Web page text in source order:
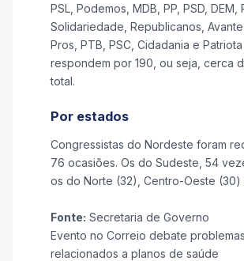
PSL, Podemos, MDB, PP, PSD, DEM,
Solidariedade, Republicanos, Avante,
Pros, PTB, PSC, Cidadania e Patriota
respondem por 190, ou seja, cerca
total.
Por estados
Congressistas do Nordeste foram
76 ocasiões. Os do Sudeste, 54
os do Norte (32), Centro-Oeste (30)
Fonte: Secretaria de Governo
Evento no Correio debate problemas
relacionados a planos de saúde